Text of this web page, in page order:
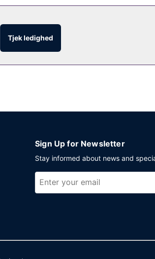
Tjek ledighed
Sign Up for Newsletter
Stay informed about news and